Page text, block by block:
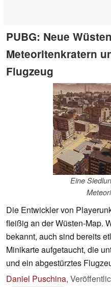
PUBG: Neue
Meteoritenkratern
Flugzeug
Eine
Die Entwickler von
fleißig an der Wüsten-Map.
bekannt, auch sind bereits
Minikarte aufgetaucht, die
und ein abgestürztes
Daniel Puschina,